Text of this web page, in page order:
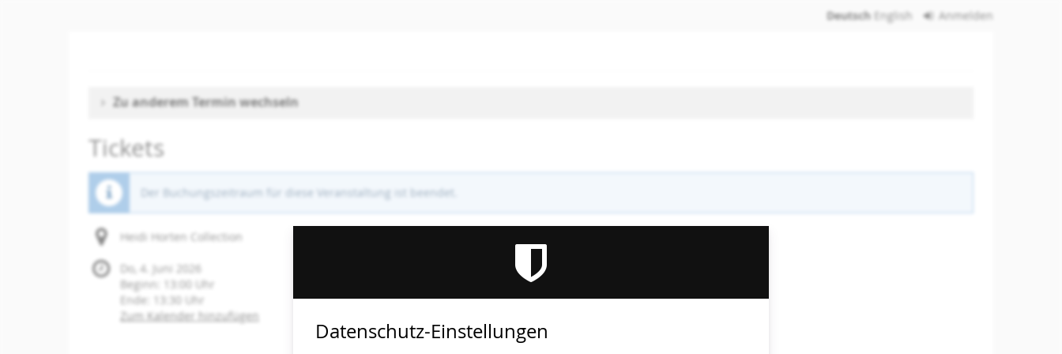
Deutsch English Anmelden
Zu anderem Termin wechseln
Tickets
Der Buchungszeitraum für diese Veranstaltung ist beendet.
Heidi Horten Collection
Do, 4. Juni 2026
Beginn:
13:00
Uhr
Ende:
13:30
Uhr
Zum Kalender hinzufügen
Datenschutz-Einstellungen